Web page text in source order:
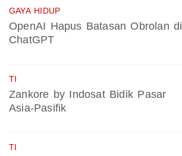
GAYA HIDUP
OpenAI Hapus Batasan Obrolan di
ChatGPT
TI
Zankore by Indosat Bidik Pasar
Asia-Pasifik
TI